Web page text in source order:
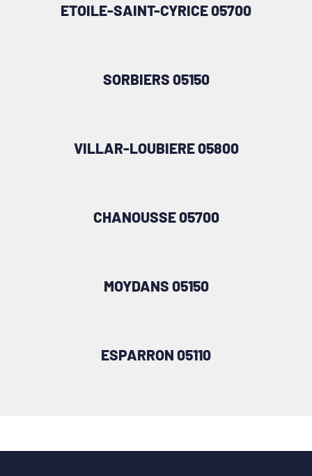
ETOILE-SAINT-CYRICE 05700
SORBIERS 05150
VILLAR-LOUBIERE 05800
CHANOUSSE 05700
MOYDANS 05150
ESPARRON 05110